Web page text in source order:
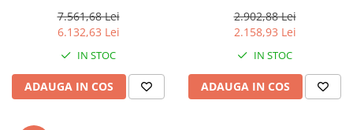
NOOS, 3Y On‑Site
7.561,68 Lei
6.132,63 Lei
IN STOC
ADAUGA IN COS
NOOS, 3Y CCI
2.902,88 Lei
2.158,93 Lei
IN STOC
ADAUGA IN COS